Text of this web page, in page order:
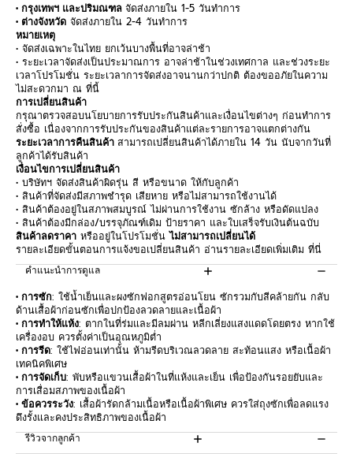
• กรุงเทพฯ และปริมณฑล จัดส่งภายใน 1-5 วันทำการ
• ต่างจังหวัด จัดส่งภายใน 2-4 วันทำการ
หมายเหตุ
• จัดส่งเฉพาะในไทย ยกเว้นบางพื้นที่อาจล่าช้า
• ระยะเวลาจัดส่งเป็นประมาณการ อาจล่าช้าในช่วงเทศกาล และช่วงระยะ
เวลาโปรโมชั่น ระยะเวลาการจัดส่งอาจนานกว่าปกติ ต้องขออภัยในความ
ไม่สะดวกมา ณ ที่นี้
การเปลี่ยนสินค้า
กรุณาตรวจสอบนโยบายการรับประกันสินค้าและเงื่อนไขต่างๆ ก่อนทำการ
สั่งซื้อ เนื่องจากการรับประกันของสินค้าแต่ละรายการอาจแตกต่างกัน
ระยะเวลาการคืนสินค้า สามารถเปลี่ยนสินค้าได้ภายใน 14 วัน นับจากวันที่
ลูกค้าได้รับสินค้า
เงื่อนไขการเปลี่ยนสินค้า
• บริษัทฯ จัดส่งสินค้าผิดรุ่น สี หรือขนาด ให้กับลูกค้า
• สินค้าที่จัดส่งมีสภาพชำรุด เสียหาย หรือไม่สามารถใช้งานได้
• สินค้าต้องอยู่ในสภาพสมบูรณ์ ไม่ผ่านการใช้งาน ซักล้าง หรือดัดแปลง
• สินค้าต้องมีกล่อง/บรรจุภัณฑ์เดิม ป้ายราคา และใบเสร็จรับเงินต้นฉบับ
สินค้าลดราคา หรืออยู่ในโปรโมชั่นไม่สามารถเปลี่ยนได้
รายละเอียดขั้นตอนการแจ้งขอเปลี่ยนสินค้า อ่านรายละเอียดเพิ่มเติม ที่นี่
คำแนะนำการดูแล
• การซัก: ใช้น้ำเย็นและผงซักฟอกสูตรอ่อนโยน ซักรวมกับสีคล้ายกัน กลับ
ด้านเสื้อผ้าก่อนซักเพื่อปกป้องลวดลายและเนื้อผ้า
• การทำให้แห้ง: ตากในที่ร่มและมีลมผ่าน หลีกเลี่ยงแสงแดดโดยตรง หากใช้
เครื่องอบ ควรตั้งค่าเป็นอุณหภูมิต่ำ
• การรีด: ใช้ไฟอ่อนเท่านั้น ห้ามรีดบริเวณลวดลาย สะท้อนแสง หรือเนื้อผ้า
เทคนิคพิเศษ
• การจัดเก็บ: พับหรือแขวนเสื้อผ้าในที่แห้งและเย็น เพื่อป้องกันรอยยับและ
การเสื่อมสภาพของเนื้อผ้า
• ข้อควรระวัง: เสื้อผ้ารัดกล้ามเนื้อหรือเนื้อผ้าพิเศษ ควรใส่ถุงซักเพื่อลดแรง
ดึงรั้งและคงประสิทธิภาพของเนื้อผ้า
รีวิวจากลูกค้า